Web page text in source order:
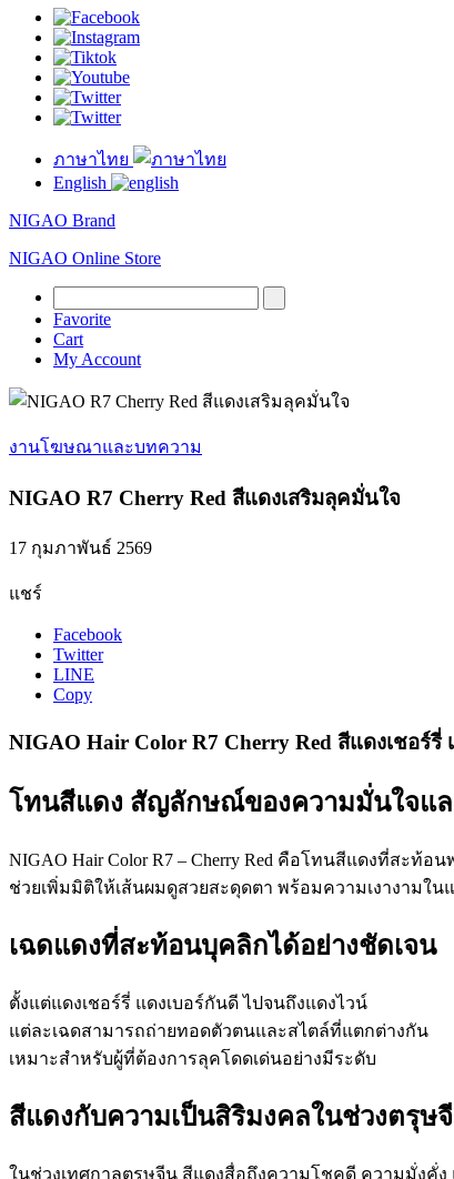
ภาษาไทย
English
NIGAO Brand
NIGAO Online Store
Favorite
Cart
My Account
งานโฆษณาและบทความ
NIGAO R7 Cherry Red สีแดงเสริมลุคมั่นใจ
17 กุมภาพันธ์ 2569
แชร์
Facebook
Twitter
LINE
Copy
NIGAO Hair Color R7 Cherry Red สีแดงเชอร์
โทนสีแดง สัญลักษณ์ของความมั่นใจแล
NIGAO Hair Color R7 – Cherry Red คือโทนสีแดงที่สะท้
ช่วยเพิ่มมิติให้เส้นผมดูสวยสะดุดตา พร้อมความเงางามใน
เฉดแดงที่สะท้อนบุคลิกได้อย่างชัดเจน
ตั้งแต่แดงเชอร์รี่ แดงเบอร์กันดี ไปจนถึงแดงไวน์
แต่ละเฉดสามารถถ่ายทอดตัวตนและสไตล์ที่แตกต่างกัน
เหมาะสำหรับผู้ที่ต้องการลุคโดดเด่นอย่างมีระดับ
สีแดงกับความเป็นสิริมงคลในช่วงตรุษ
ในช่วงเทศกาลตรุษจีน สีแดงสื่อถึงความโชคดี ความมั่งคั่ง